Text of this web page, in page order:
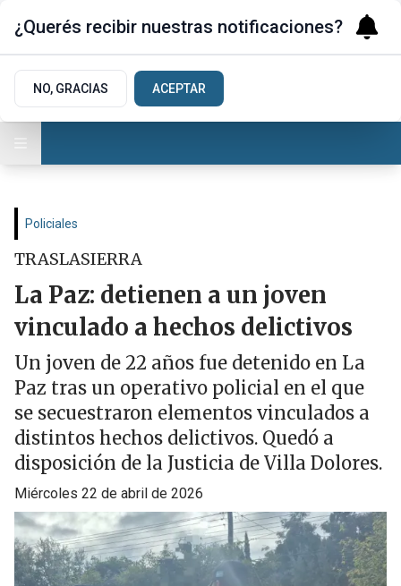
Policiales
TRASLASIERRA
La Paz: detienen a un joven
vinculado a hechos delictivos
Un joven de 22 años fue detenido en La
Paz tras un operativo policial en el que
se secuestraron elementos vinculados a
distintos hechos delictivos. Quedó a
disposición de la Justicia de Villa Dolores.
miércoles 22 de abril de 2026
¿Querés recibir nuestras notificaciones?
NO, GRACIAS ACEPTAR